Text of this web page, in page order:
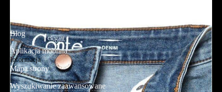
Blog
Aplikacja mobilna
Informacja
Mapa strony
Wyszukiwanie zaawansowane